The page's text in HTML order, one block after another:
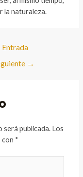
la naturaleza.
Entrada
→
será publicada. Los
con *